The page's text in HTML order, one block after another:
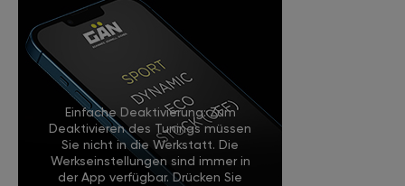
Einfache Deaktivierung: Zum
Deaktivieren des Tunings müssen
Sie nicht in die Werkstatt. Die
Werkseinstellungen sind immer in
der App verfügbar. Drücken Sie